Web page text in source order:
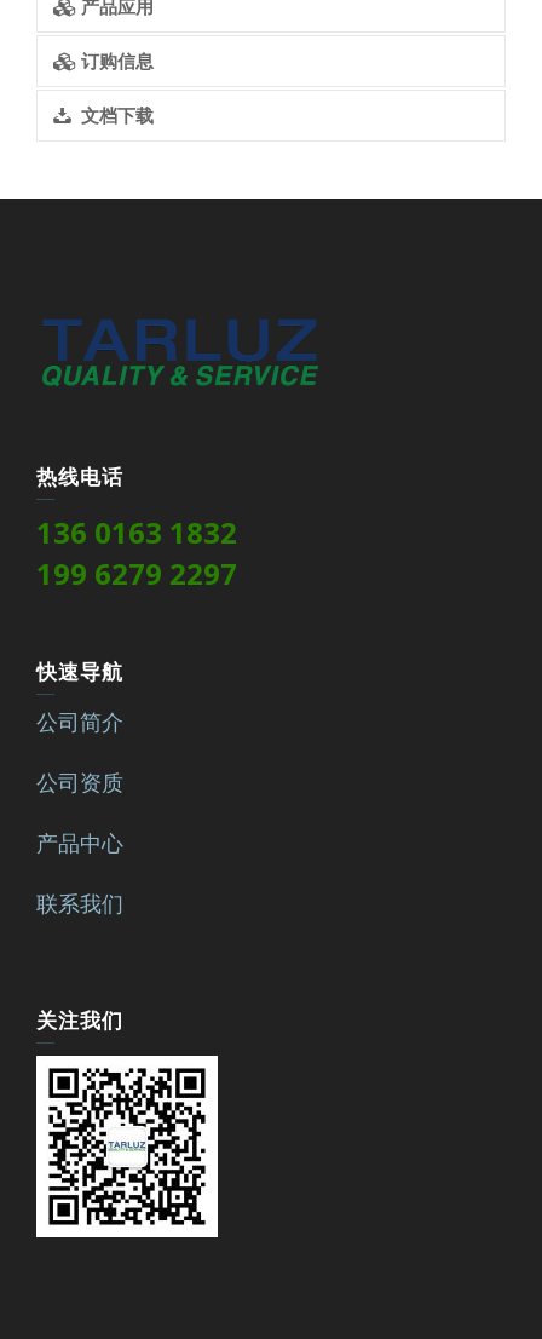
产品应用
订购信息
文档下载
热线电话
136 0163 1832
199 6279 2297
快速导航
公司简介
公司资质
产品中心
联系我们
关注我们